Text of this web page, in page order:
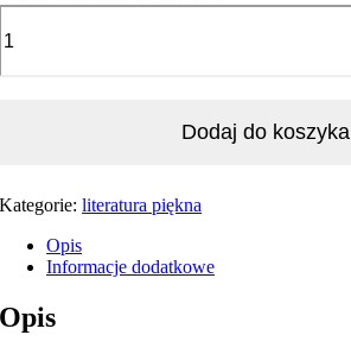
Dodaj do koszyka
Kategorie:literatura piękna
Opis
Informacje dodatkowe
Opis